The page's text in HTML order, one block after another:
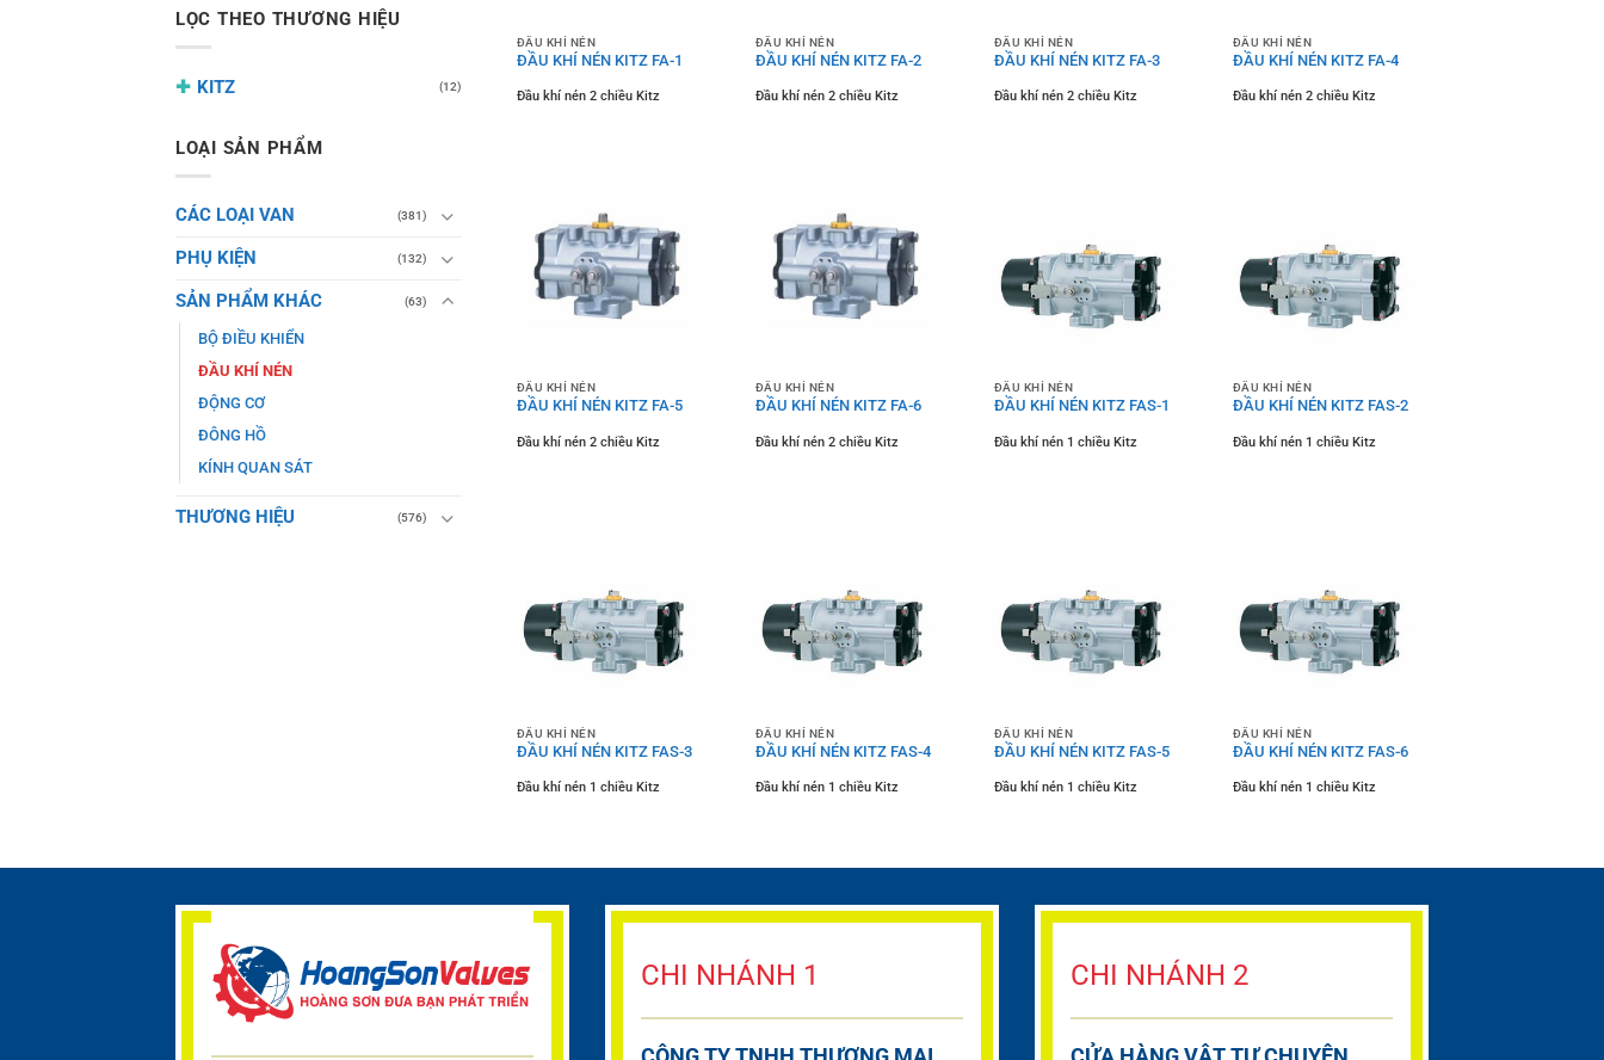
LỌC THEO THƯƠNG HIỆU
KITZ (12)
LOẠI SẢN PHẨM
CÁC LOẠI VAN (381)
PHỤ KIỆN (132)
SẢN PHẨM KHÁC (63)
BỘ ĐIỀU KHIỂN
ĐẦU KHÍ NÉN
ĐỘNG CƠ
ĐÔNG HỒ
KÍNH QUAN SÁT
THƯƠNG HIỆU (576)
ĐẦU KHÍ NÉN
ĐẦU KHÍ NÉN KITZ FA-1
Đầu khí nén 2 chiều Kitz
ĐẦU KHÍ NÉN
ĐẦU KHÍ NÉN KITZ FA-2
Đầu khí nén 2 chiều Kitz
ĐẦU KHÍ NÉN
ĐẦU KHÍ NÉN KITZ FA-3
Đầu khí nén 2 chiều Kitz
ĐẦU KHÍ NÉN
ĐẦU KHÍ NÉN KITZ FA-4
Đầu khí nén 2 chiều Kitz
ĐẦU KHÍ NÉN
ĐẦU KHÍ NÉN KITZ FA-5
Đầu khí nén 2 chiều Kitz
ĐẦU KHÍ NÉN
ĐẦU KHÍ NÉN KITZ FA-6
Đầu khí nén 2 chiều Kitz
ĐẦU KHÍ NÉN
ĐẦU KHÍ NÉN KITZ FAS-1
Đầu khí nén 1 chiều Kitz
ĐẦU KHÍ NÉN
ĐẦU KHÍ NÉN KITZ FAS-2
Đầu khí nén 1 chiều Kitz
ĐẦU KHÍ NÉN
ĐẦU KHÍ NÉN KITZ FAS-3
Đầu khí nén 1 chiều Kitz
ĐẦU KHÍ NÉN
ĐẦU KHÍ NÉN KITZ FAS-4
Đầu khí nén 1 chiều Kitz
ĐẦU KHÍ NÉN
ĐẦU KHÍ NÉN KITZ FAS-5
Đầu khí nén 1 chiều Kitz
ĐẦU KHÍ NÉN
ĐẦU KHÍ NÉN KITZ FAS-6
Đầu khí nén 1 chiều Kitz
CHI NHÁNH 1 CHI NHÁNH 2